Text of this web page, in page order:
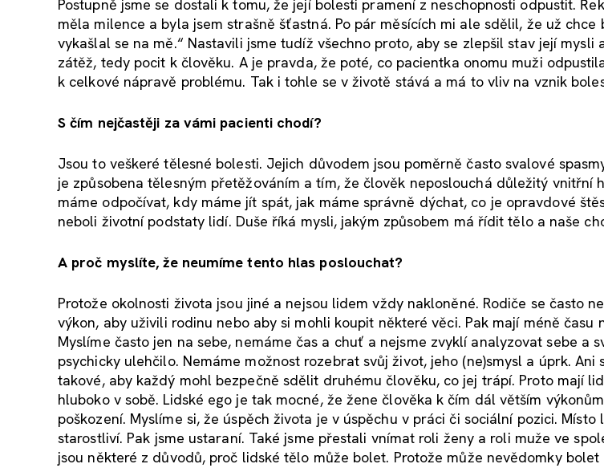
Postupně jsme se dostali k tomu, že její bolesti pramení z neschopnosti odpustit.
měla milence a byla jsem strašně šťastná. Po pár měsících mi ale sdělil, že už chce
vykašlal se na mě.“ Nastavili jsme tudíž všechno proto, aby se zlepšil stav její mysli
zátěž, tedy pocit k člověku. A je pravda, že poté, co pacientka onomu muži
k celkové nápravě problému. Tak i tohle se v životě stává a má to vliv na vznik
S čím nejčastěji za vámi pacienti chodí?
Jsou to veškeré tělesné bolesti. Jejich důvodem jsou poměrně často svalové
je způsobena tělesným přetěžováním a tím, že člověk neposlouchá důležitý vnitřní
máme odpočívat, kdy máme jít spát, jak máme správně dýchat, co je opravdové
neboli životní podstaty lidí. Duše říká mysli, jakým způsobem má řídit tělo a naše
A proč myslíte, že neumíme tento hlas poslouchat?
Protože okolnosti života jsou jiné a nejsou lidem vždy nakloněné. Rodiče se často
výkon, aby uživili rodinu nebo aby si mohli koupit některé věci. Pak mají méně času
Myslíme často jen na sebe, nemáme čas a chuť a nejsme zvyklí analyzovat sebe a
psychicky ulehčilo. Nemáme možnost rozebrat svůj život, jeho (ne)smysl a úprk. Ani
takové, aby každý mohl bezpečně sdělit druhému člověku, co jej trápí. Proto mají
hluboko v sobě. Lidské ego je tak mocné, že žene člověka k čím dál větším
poškození. Myslíme si, že úspěch života je v úspěchu v práci či sociální pozici. Místo
starostliví. Pak jsme ustaraní. Také jsme přestali vnímat roli ženy a roli muže ve
jsou některé z důvodů, proč lidské tělo může bolet. Protože může nevědomky bolet